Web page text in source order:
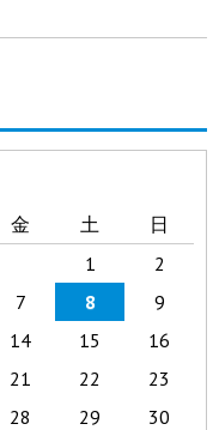
金 土
日
1
2
7 8
9
14 15
16
21 22
23
28 29
30